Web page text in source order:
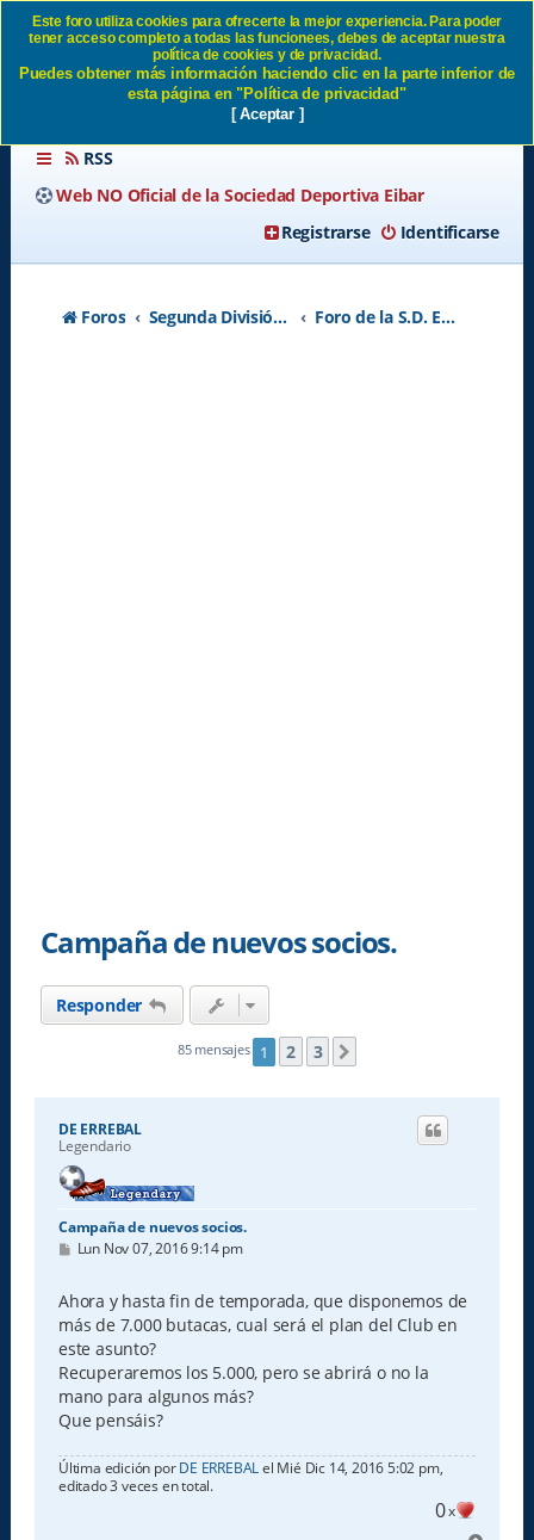
Campaña de nuevos socios.
SD Eibar
RSS
Web NO Oficial de la Sociedad Deportiva Eibar
Identificarse
Registrarse
Foros Segunda División A - Temporada 2026-2027 Foro de la S.D. Eibar
Campaña de nuevos socios.
Responder
85 mensajes 1 2 3
DE ERREBAL
Legendario
Campaña de nuevos socios.
M
s
a
j
e
Lun Nov 07, 2016 9:14 pm
Ahora y hasta fin de temporada, que disponemos de
más de 7.000 butacas, cual será el plan del Club en
este asunto?
Recuperaremos los 5.000, pero se abrirá o no la
mano para algunos más?
Que pensáis?
Última edición porDE ERREBALel Mié Dic 14, 2016 5:02 pm,
editado 3 veces en total.
0x
Este foro utiliza cookies para ofrecerte la mejor experiencia. Para poder
tener acceso completo a todas las funcionees, debes de aceptar nuestra
política de cookies y de privacidad.
Puedes obtener más información haciendo clic en la parte inferior de
esta página en "Política de privacidad"
[ Aceptar ]